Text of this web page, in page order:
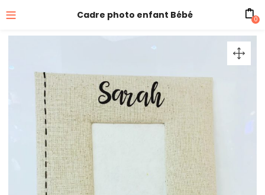
Cadre photo enfant Bébé 0